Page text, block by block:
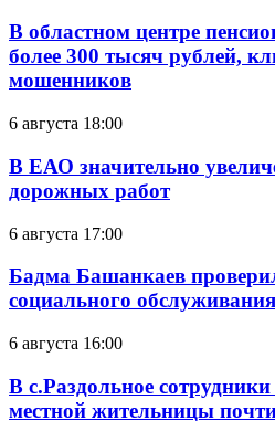
В областном центре
более 300 тысяч рублей,
мошенников
6 августа 18:00
В ЕАО значительно
дорожных работ
6 августа 17:00
Бадма Башанкаев
социального
6 августа 16:00
В с.Раздольное
местной жительницы